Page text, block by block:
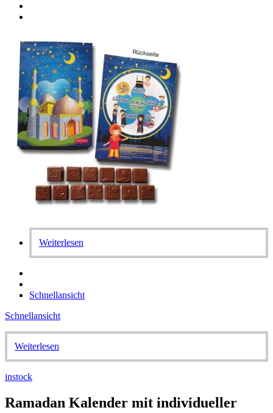
Weiterlesen
Schnellansicht
Schnellansicht
Weiterlesen
instock
Ramadan Kalender mit individueller